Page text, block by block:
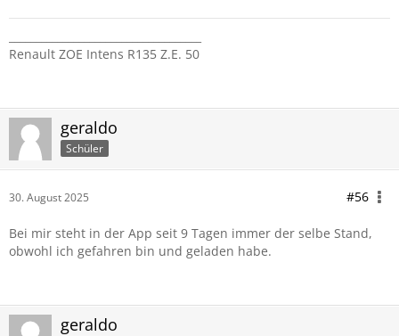
Renault ZOE Intens R135 Z.E. 50
geraldo
Schüler
30. August 2025 #56
Bei mir steht in der App seit 9 Tagen immer der selbe Stand,
obwohl ich gefahren bin und geladen habe.
geraldo